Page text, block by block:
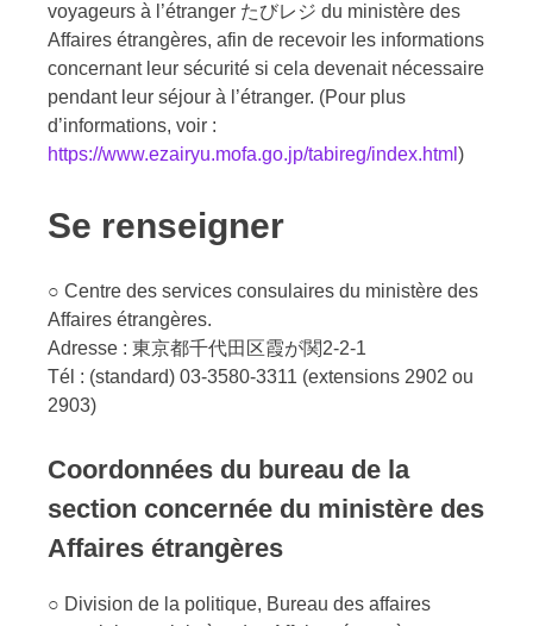
voyageurs à l’étranger たびレジ du ministère des
Affaires étrangères, afin de recevoir les informations
concernant leur sécurité si cela devenait nécessaire
pendant leur séjour à l’étranger. (Pour plus
d’informations, voir :
https://www.ezairyu.mofa.go.jp/tabireg/index.html )
Se renseigner
○ Centre des services consulaires du ministère des
Affaires étrangères.
Adresse : 東京都千代田区霞が関2-2-1
Tél : (standard) 03-3580-3311 (extensions 2902 ou
2903)
Coordonnées du bureau de la
section concernée du ministère des
Affaires étrangères
○ Division de la politique, Bureau des affaires